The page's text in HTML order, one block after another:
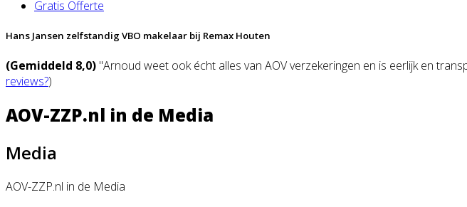
Gratis Offerte
Hans Jansen zelfstandig VBO makelaar bij Remax Houten
(Gemiddeld 8,0) "Arnoud weet ook écht alles van AOV verzekeringen en is eerlijk en
reviews?)
AOV-ZZP.nl in de Media
Media
AOV-ZZP.nl in de Media